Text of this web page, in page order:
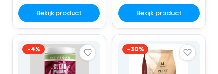
Bekijk product Bekijk product
-4% -30%